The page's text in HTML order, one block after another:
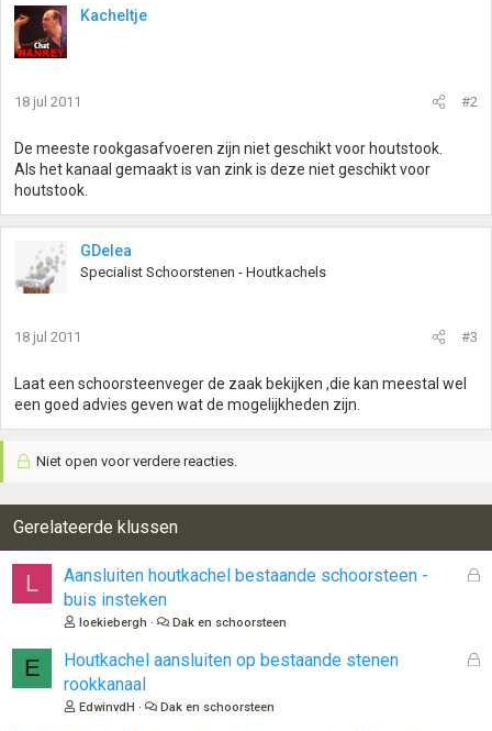
Kacheltje
18 jul 2011 #2
De meeste rookgasafvoeren zijn niet geschikt voor houtstook.
Als het kanaal gemaakt is van zink is deze niet geschikt voor
houtstook.
GDelea
Specialist Schoorstenen - Houtkachels
18 jul 2011 #3
Laat een schoorsteenveger de zaak bekijken ,die kan meestal wel
een goed advies geven wat de mogelijkheden zijn.
Niet open voor verdere reacties.
Gerelateerde klussen
L
G
o
Aansluiten houtkachel bestaande schoorsteen -
buis insteken
loekiebergh Dak en schoorsteen
E
G
Houtkachel aansluiten op bestaande stenen
rookkanaal
EdwinvdH Dak en schoorsteen